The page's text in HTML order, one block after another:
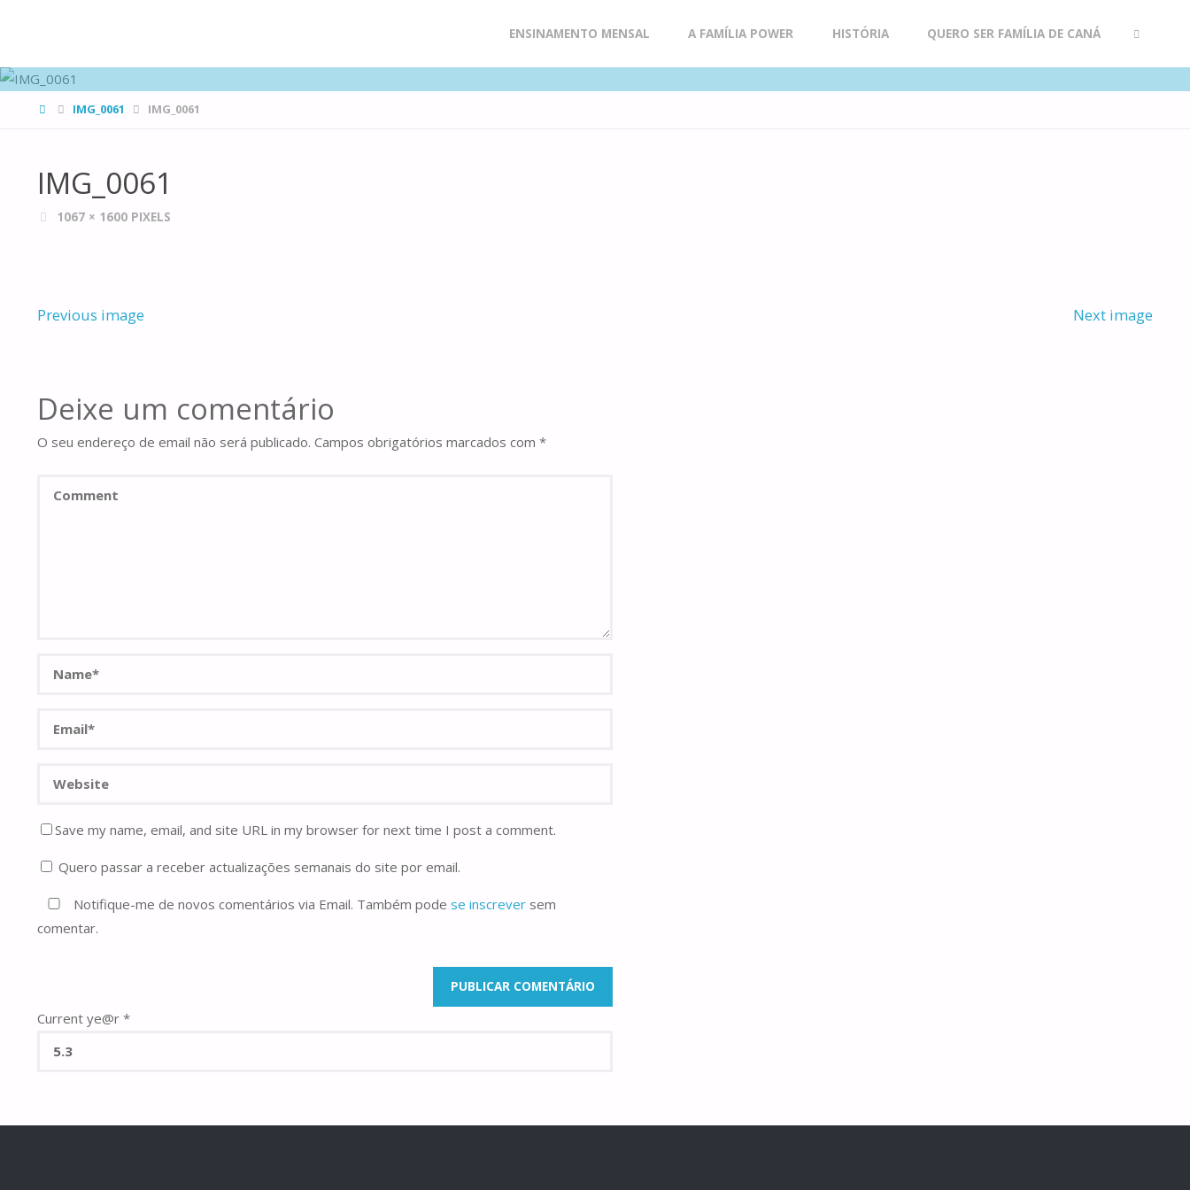
to
ENSINAMENTO MENSAL A FAMÍLIA POWER HISTÓRIA QUERO SER FAMÍLIA DE CANÁ
HOMEIMG_0061 IMG_0061
IMG_0061
FULL1067 × 1600 PIXELS
Previous image Next image
Deixe um comentário
O seu endereço de email não será publicado. Campos obrigatórios marcados com *
Save my name, email, and site URL in my browser for next time I post a comment.
Quero passar a receber actualizações semanais do site por email.
Notifique-me de novos comentários via Email. Também pode se inscrever sem
comentar.
Current ye@r *